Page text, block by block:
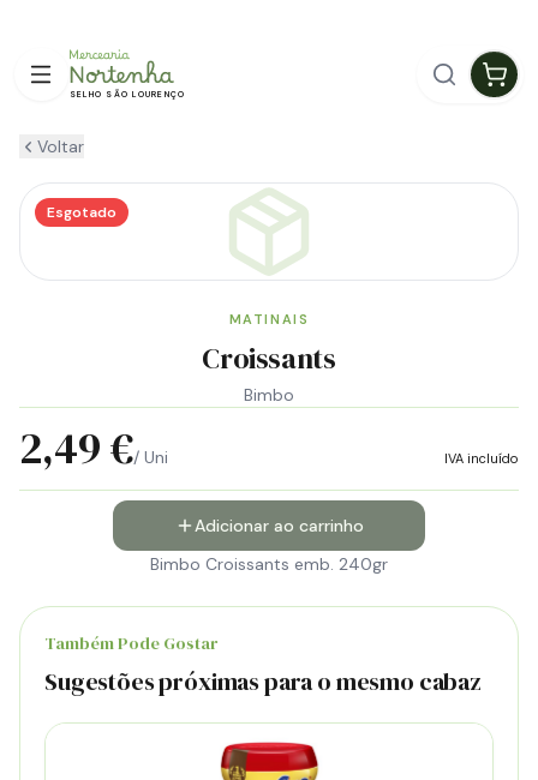
SELHO SÃO LOURENÇO
Voltar
Esgotado
MATINAIS
Croissants
Bimbo
2,49 €/ Uni IVA incluído
Adicionar ao carrinho
Bimbo Croissants emb. 240gr
Também Pode Gostar
Sugestões próximas para o mesmo cabaz